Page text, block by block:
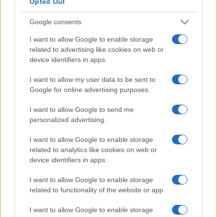
Google consents
I want to allow Google to enable storage
related to advertising like cookies on web or
device identifiers in apps.
I want to allow my user data to be sent to
Google for online advertising purposes.
I want to allow Google to send me
personalized advertising.
I want to allow Google to enable storage
related to analytics like cookies on web or
device identifiers in apps.
I want to allow Google to enable storage
related to functionality of the website or app.
I want to allow Google to enable storage
Molte persone perseguono l’istruzione superiore
come tattica per passare a un lavoro più retribuito. I
numeri sembrano supportare la teoria. L’aumento
medio della retribuzione durante il cambio di lavoro
è di circa il 10% in più rispetto al consueto aumento
di stipendio.
Se puoi permetterti i costi dell’istruzione superiore,
ne vale sicuramente la pena. Dovresti essere in
grado di recuperare i costi in circa un anno circa.
Differenza salariale tipica per istruzione
per la maggior parte delle carriere